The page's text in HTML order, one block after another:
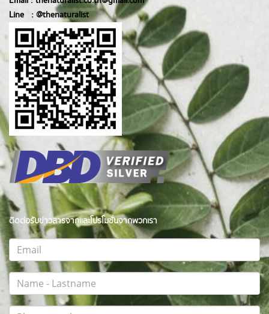
Line : @thenaturalist
ติดต่อรับข่าวสารจากและโปรโมชั่นจากพวกเรา